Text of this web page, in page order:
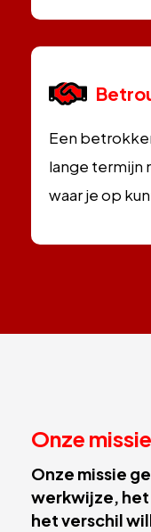
Een
lange termijn
waar je op
Onze missie
Onze missie
werkwijze, het
het verschil